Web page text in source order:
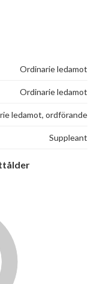
Ordinarie ledamot
Ordinarie ledamot
ledamot, ordförande
Suppleant